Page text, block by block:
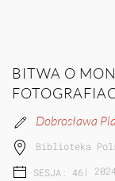
BITWA O
Dobrosława
Biblioteka
SESJA: 46 |